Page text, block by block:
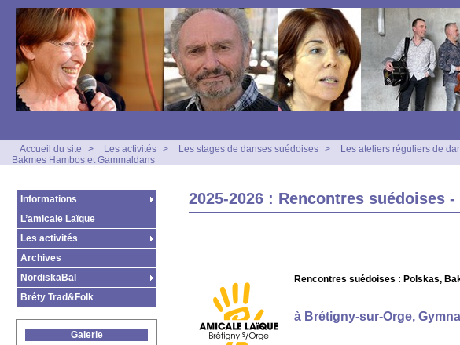
Accueil du site > Les activités > Les stages de danses suédoises > Les ateliers réguliers de
Bakmes Hambos et Gammaldans
2025-2026 : Rencontres suédoises
Rencontres suédoises : Polskas,
à Brétigny-sur-Orge,
Informations
L’amicale Laïque
Les activités
Archives
NordiskaBal
Bréty Trad&Folk
Galerie